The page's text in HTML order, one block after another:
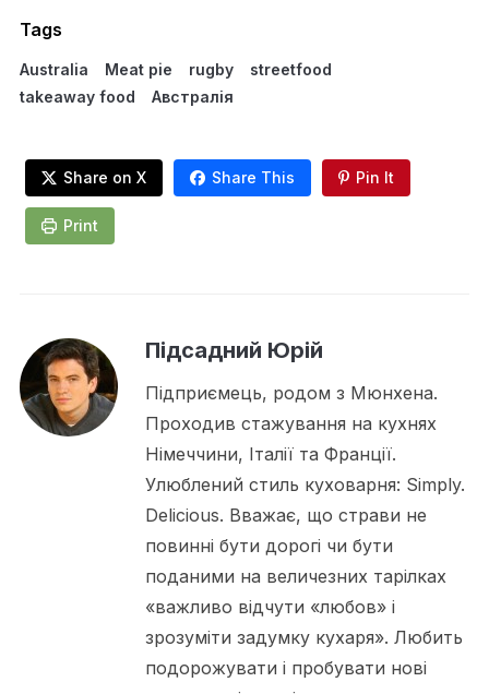
Tags
Australia Meat pie rugby
streetfood
takeaway food
Австралія
Share on X Share This Pin It
Print
Підсадний Юрій
Підприємець, родом з Мюнхена.
Проходив стажування на кухнях
Німеччини, Італії та Франції.
Улюблений стиль куховарня: Simply.
Delicious. Вважає, що страви не
повинні бути дорогі чи бути
поданими на величезних тарілках
«важливо відчути «любов» і
зрозуміти задумку кухаря». Любить
подорожувати і пробувати нові